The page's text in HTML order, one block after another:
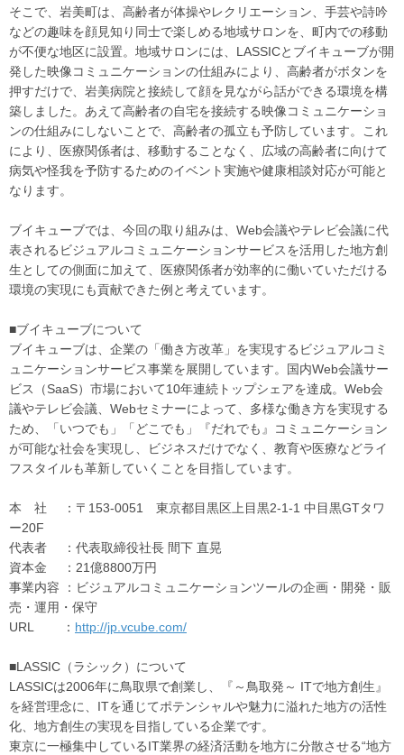
そこで、岩美町は、高齢者が体操やレクリエーション、手芸や詩吟
などの趣味を顔見知り同士で楽しめる地域サロンを、町内での移動
が不便な地区に設置。地域サロンには、LASSICとブイキューブが開
発した映像コミュニケーションの仕組みにより、高齢者がボタンを
押すだけで、岩美病院と接続して顔を見ながら話ができる環境を構
築しました。あえて高齢者の自宅を接続する映像コミュニケーショ
ンの仕組みにしないことで、高齢者の孤立も予防しています。これ
により、医療関係者は、移動することなく、広域の高齢者に向けて
病気や怪我を予防するためのイベント実施や健康相談対応が可能と
なります。
ブイキューブでは、今回の取り組みは、Web会議やテレビ会議に代
表されるビジュアルコミュニケーションサービスを活用した地方創
生としての側面に加えて、医療関係者が効率的に働いていただける
環境の実現にも貢献できた例と考えています。
■ブイキューブについて
ブイキューブは、企業の「働き方改革」を実現するビジュアルコミ
ュニケーションサービス事業を展開しています。国内Web会議サー
ビス（SaaS）市場において10年連続トップシェアを達成。Web会
議やテレビ会議、Webセミナーによって、多様な働き方を実現する
ため、「いつでも」「どこでも」『だれでも』コミュニケーション
が可能な社会を実現し、ビジネスだけでなく、教育や医療などライ
フスタイルも革新していくことを目指しています。
本 社 ：〒153-0051 東京都目黒区上目黒2-1-1 中目黒GTタワ
ー20F
代表者 ：代表取締役社長 間下 直晃
資本金 ：21億8800万円
事業内容 ：ビジュアルコミュニケーションツールの企画・開発・販
売・運用・保守
URL ： http://jp.vcube.com/
■LASSIC（ラシック）について
LASSICは2006年に鳥取県で創業し、『～鳥取発～ ITで地方創生』
を経営理念に、ITを通じてポテンシャルや魅力に溢れた地方の活性
化、地方創生の実現を目指している企業です。
東京に一極集中しているIT業界の経済活動を地方に分散させる“地方